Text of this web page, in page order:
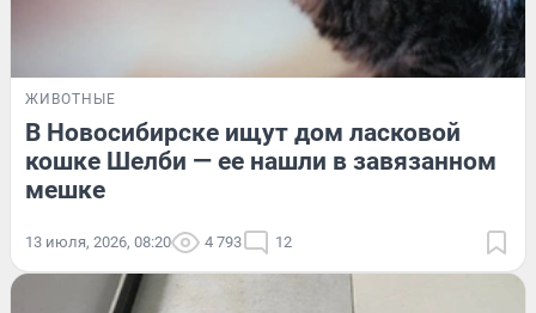
ЖИВОТНЫЕ
В Новосибирске ищут дом ласковой
кошке Шелби — ее нашли в завязанном
мешке
13 июля, 2026, 08:20 4 793 12